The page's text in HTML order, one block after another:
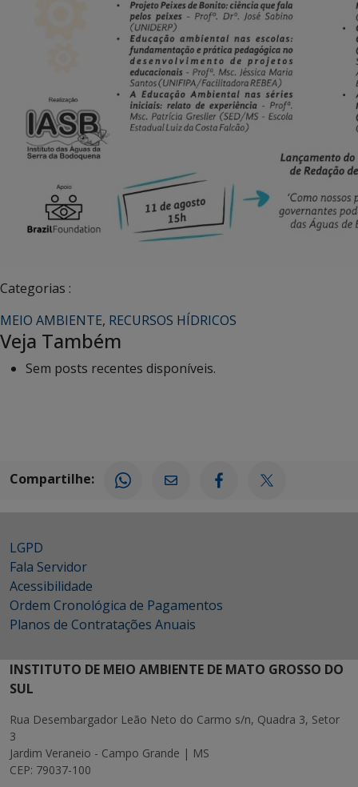
Categorias :
MEIO AMBIENTE, RECURSOS HÍDRICOS
Veja Também
Sem posts recentes disponíveis.
Compartilhe:
LGPD
Fala Servidor
Acessibilidade
Ordem Cronológica de Pagamentos
Planos de Contratações Anuais
INSTITUTO DE MEIO AMBIENTE DE MATO GROSSO DO
SUL
Rua Desembargador Leão Neto do Carmo s/n, Quadra 3, Setor
3
Jardim Veraneio - Campo Grande | MS
CEP: 79037-100